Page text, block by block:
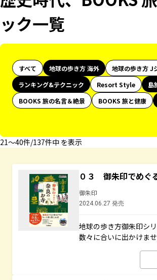
ック一覧
すべて 地球の歩き方 海外 地球の歩き方 J
ランキング&テクニック
Resort Style 島
BOOKS 旅の名言＆絶景
BOOKS 旅と健康
21〜40件/137件中 を表示
０３ 御朱印でめぐ
御朱印
2024.06.27 発売
地球の歩き方御朱印シ
数々に合いに出かけま